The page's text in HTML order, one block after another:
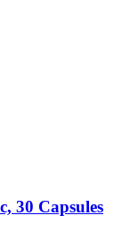
30 Capsules